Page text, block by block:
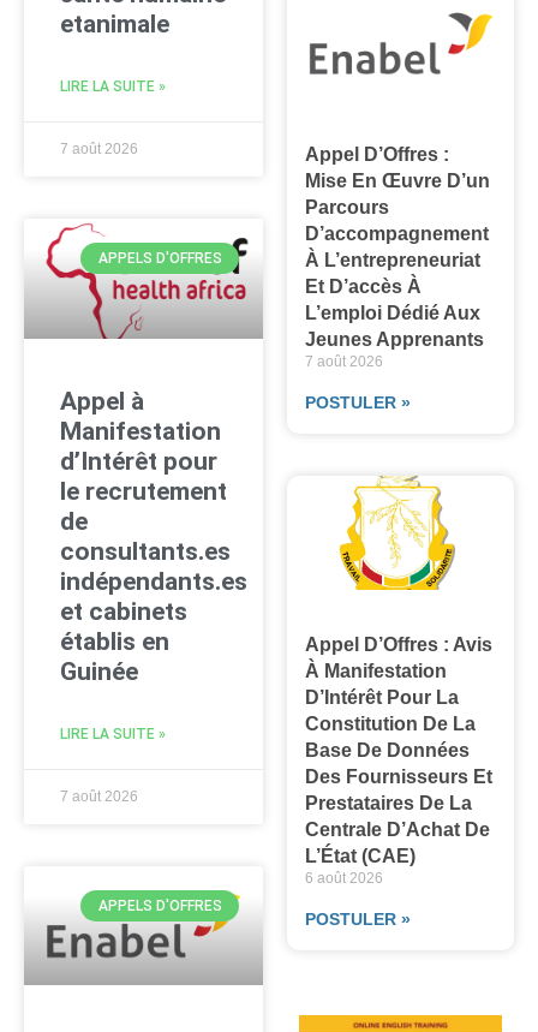
etanimale
LIRE LA SUITE »
7 août 2026
APPELS D'OFFRES
Appel à
Manifestation
d’Intérêt pour
le recrutement
de
consultants.es
indépendants.es
et cabinets
établis en
Guinée
LIRE LA SUITE »
7 août 2026
APPELS D'OFFRES
Appel D’Offres :
Mise En Œuvre D’un
Parcours
D’accompagnement
À L’entrepreneuriat
Et D’accès À
L’emploi Dédié Aux
Jeunes Apprenants
7 août 2026
POSTULER »
Appel D’Offres : Avis
À Manifestation
D’Intérêt Pour La
Constitution De La
Base De Données
Des Fournisseurs Et
Prestataires De La
Centrale D’Achat De
L’État (CAE)
6 août 2026
POSTULER »